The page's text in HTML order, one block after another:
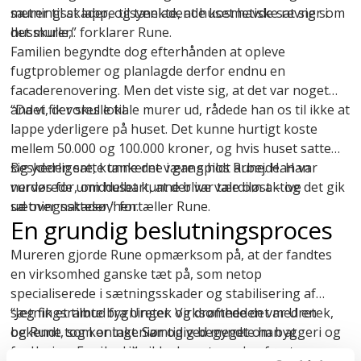
murer til at lappe tilsyneladende kosmetiske revner i
husmuren.
sætningsskader, og tænkte, at huset havde sat sig som
det skulle,” forklarer Rune.
Familien begyndte dog efterhånden at opleve
fugtproblemer og planlagde derfor endnu en
facaderenovering. Men det viste sig, at det var noget
andet, der skulle til.
“Da vi fik vores lokale murer ud, rådede han os til ikke at
lappe yderligere på huset. Det kunne hurtigt koste
mellem 50.000 og 100.000 kroner, og hvis huset satte
sig yderligere, kunne det være spildt arbejde. Han
vurderede umiddelbart, at der var tale om aktive
sætningsskader,” fortæller Rune.
Beskeden satte tankerne i gang hos Rune. Han var
nervøs for, om huset kunne blive værdiløst – og det gik
ud over nattesøvnen.
En grundig beslutningsproces
Mureren gjorde Rune opmærksom på, at der fandtes
en virksomhed ganske tæt på, som netop
specialiserede isætningsskaderog stabilisering af
sætningsramte bygninger. Virksomheden var Uretek,
og Rune tog kontakt. Samtidig begyndte han at
undersøge markedet.
“Jeg fik et tilbud fra Uretek og drøftede det med en
bekendt, som er ingeniør og ved meget om byggeri og
fundering. For jeg ville ikke bare tage den første og